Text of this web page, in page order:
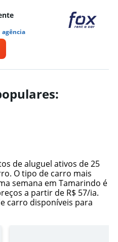
agência
de aluguel ativos de 25
O tipo de carro mais
semana em Tamarindo é
a partir de R$ 57/ia.
carro disponíveis para